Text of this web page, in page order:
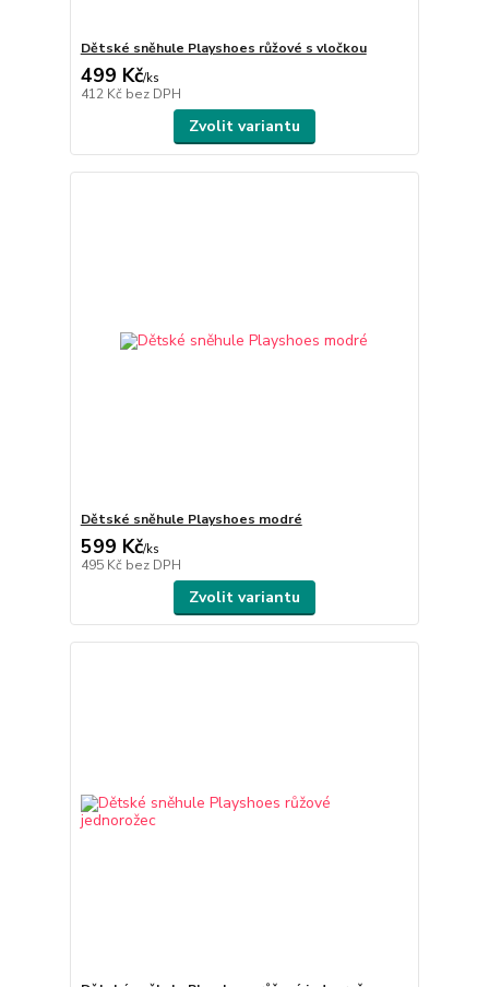
Dětské sněhule Playshoes růžové s vločkou
499 Kč/ks
412 Kč bez DPH
Zvolit variantu
Dětské sněhule Playshoes modré
599 Kč/ks
495 Kč bez DPH
Zvolit variantu